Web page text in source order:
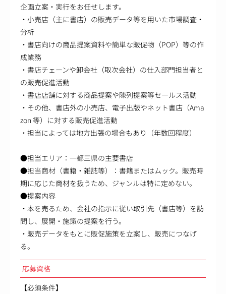
企画立案・実行をお任せします。
・小売店（主に書店）の販売データ等を用いた市場調査・
分析
・書店向けの商品提案資料や簡単な販促物（POP）等の作
成業務
・書店チェーンや卸会社（取次会社）の仕入部門担当者と
の販売促進活動
・書店店舗に対する商品提案や陳列提案等セールス活動
・その他、書店外の小売店、電子出版やネット書店（Ama
zon 等）に対する販売促進活動
・担当によっては地方出張の場合もあり（年数回程度）
●担当エリア：一都三県の主要書店
●担当商材（書籍・雑誌等）：書籍またはムック。販売時
期に応じた商材を扱うため、ジャンルは特に定めない。
●提案内容
・本を売るため、会社の指示に従い取引先（書店等）を訪
問し、展開・施策の提案を行う。
・販売データをもとに販促施策を立案し、販売につなげ
る。
応募資格
【必須条件】